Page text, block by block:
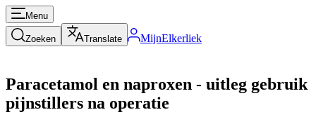
Menu
Zoeken Translate MijnElkerliek
Paracetamol en naproxen - uitleg gebruik
pijnstillers na operatie